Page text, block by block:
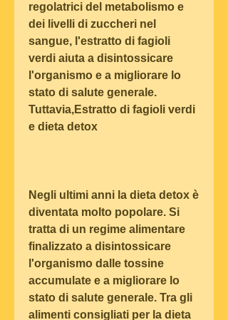
regolatrici del metabolismo e
dei livelli di zuccheri nel
sangue, l'estratto di fagioli
verdi aiuta a disintossicare
l'organismo e a migliorare lo
stato di salute generale.
Tuttavia,Estratto di fagioli verdi
e dieta detox
Negli ultimi anni la dieta detox è
diventata molto popolare. Si
tratta di un regime alimentare
finalizzato a disintossicare
l'organismo dalle tossine
accumulate e a migliorare lo
stato di salute generale. Tra gli
alimenti consigliati per la dieta